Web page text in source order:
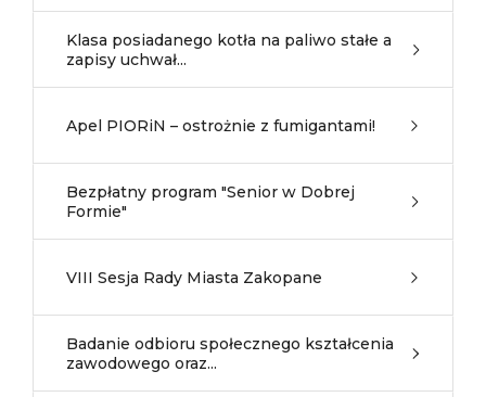
Klasa posiadanego kotła na paliwo stałe a
zapisy uchwał...
Apel PIORiN – ostrożnie z fumigantami!
Bezpłatny program "Senior w Dobrej
Formie"
VIII Sesja Rady Miasta Zakopane
Badanie odbioru społecznego kształcenia
zawodowego oraz...